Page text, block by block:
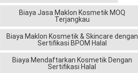
Biaya Jasa Maklon Kosmetik MOQ
Terjangkau
Biaya Maklon Kosmetik & Skincare dengan
Sertifikasi BPOM Halal
Biaya Mendaftarkan Kosmetik Dengan
Sertifikasi Halal